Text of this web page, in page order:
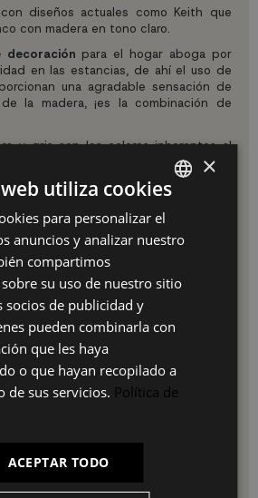
con diseños actuales como Keith que
con madera en tono claro.
decoración para el hogar aboga por
en las estancias, de ahí el uso de
una agradable sensación de
la madera, ¡es la combinación de
y gris son los colores inherentes al
composición
, para nada recargada, lo que
esa sensación acogedora tan
del norte de Europa.
sillón mecedora escoger
con el estilo de tu
sillón elegir, lo primero es conocer
para buscar el tipo de sillón más
decidido a cambiar de estilo de
quizá sea también hora de jubilar tu
oportunidad para encontrar uno que
con el estilo decorativo de tu hogar.
decorativo nórdico es crear una
con un diseño actual muy fácil de
es fundamental para conseguir ese
y cálido que tanto caracteriza los
SPANISH
ES
PT
×
utiliza cookies
para personalizar el
anuncios y analizar nuestro
compartimos
su uso de nuestro sitio
socios de publicidad y
pueden combinarla con
que les haya
o que hayan recopilado a
de sus servicios. Política de
ACEPTAR TODO